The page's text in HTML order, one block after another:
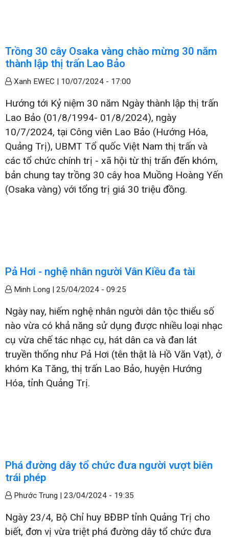
Trồng 30 cây Osaka vàng chào mừng 30 năm
thành lập thị trấn Lao Bảo
Xanh EWEC | 10/07/2024 - 17:00
Hướng tới Kỷ niệm 30 năm Ngày thành lập thị trấn
Lao Bảo (01/8/1994- 01/8/2024), ngày
10/7/2024, tại Công viên Lao Bảo (Hướng Hóa,
Quảng Trị), UBMT Tổ quốc Việt Nam thị trấn và
các tổ chức chính trị - xã hội từ thị trấn đến khóm,
bản chung tay trồng 30 cây hoa Muồng Hoàng Yến
(Osaka vàng) với tổng trị giá 30 triệu đồng.
Pả Hơi - nghệ nhân người Vân Kiều đa tài
Minh Long | 25/04/2024 - 09:25
Ngày nay, hiếm nghệ nhân người dân tộc thiểu số
nào vừa có khả năng sử dụng được nhiều loại nhạc
cụ vừa chế tác nhạc cụ, hát dân ca và đan lát
truyền thống như Pả Hơi (tên thật là Hồ Văn Vạt), ở
khóm Ka Tăng, thị trấn Lao Bảo, huyện Hướng
Hóa, tỉnh Quảng Trị.
Phá đường dây tổ chức đưa người vượt biên
trái phép
Phước Trung | 23/04/2024 - 19:35
Ngày 23/4, Bộ Chỉ huy BĐBP tỉnh Quảng Trị cho
biết, đơn vị vừa triệt phá đường dây tổ chức đưa